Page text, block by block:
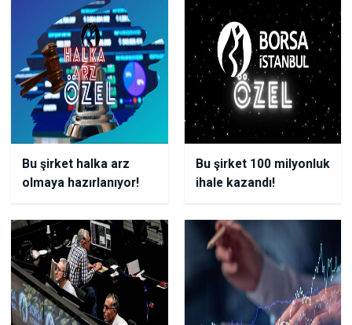
Bu şirket halka arz
olmaya hazırlanıyor!
Bu şirket 100 milyonluk
ihale kazandı!